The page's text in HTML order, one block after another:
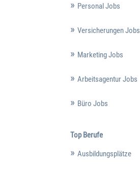
Personal Jobs
Versicherungen Jobs
Marketing Jobs
Arbeitsagentur Jobs
Büro Jobs
Top Berufe
Ausbildungsplätze